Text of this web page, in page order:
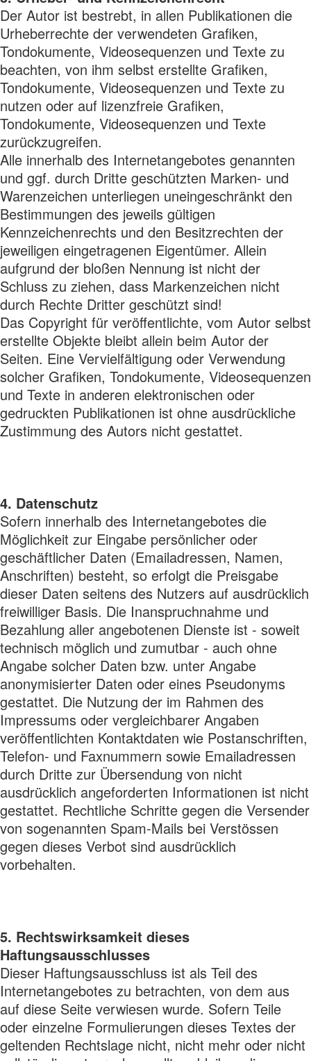
Der Autor ist bestrebt, in allen Publikationen die
Urheberrechte der verwendeten Grafiken,
Tondokumente, Videosequenzen und Texte zu
beachten, von ihm selbst erstellte Grafiken,
Tondokumente, Videosequenzen und Texte zu
nutzen oder auf lizenzfreie Grafiken,
Tondokumente, Videosequenzen und Texte
zurückzugreifen.
Alle innerhalb des Internetangebotes genannten
und ggf. durch Dritte geschützten Marken- und
Warenzeichen unterliegen uneingeschränkt den
Bestimmungen des jeweils gültigen
Kennzeichenrechts und den Besitzrechten der
jeweiligen eingetragenen Eigentümer. Allein
aufgrund der bloßen Nennung ist nicht der
Schluss zu ziehen, dass Markenzeichen nicht
durch Rechte Dritter geschützt sind!
Das Copyright für veröffentlichte, vom Autor selbst
erstellte Objekte bleibt allein beim Autor der
Seiten. Eine Vervielfältigung oder Verwendung
solcher Grafiken, Tondokumente, Videosequenzen
und Texte in anderen elektronischen oder
gedruckten Publikationen ist ohne ausdrückliche
Zustimmung des Autors nicht gestattet.
4. Datenschutz
Sofern innerhalb des Internetangebotes die
Möglichkeit zur Eingabe persönlicher oder
geschäftlicher Daten (Emailadressen, Namen,
Anschriften) besteht, so erfolgt die Preisgabe
dieser Daten seitens des Nutzers auf ausdrücklich
freiwilliger Basis. Die Inanspruchnahme und
Bezahlung aller angebotenen Dienste ist - soweit
technisch möglich und zumutbar - auch ohne
Angabe solcher Daten bzw. unter Angabe
anonymisierter Daten oder eines Pseudonyms
gestattet. Die Nutzung der im Rahmen des
Impressums oder vergleichbarer Angaben
veröffentlichten Kontaktdaten wie Postanschriften,
Telefon- und Faxnummern sowie Emailadressen
durch Dritte zur Übersendung von nicht
ausdrücklich angeforderten Informationen ist nicht
gestattet. Rechtliche Schritte gegen die Versender
von sogenannten Spam-Mails bei Verstössen
gegen dieses Verbot sind ausdrücklich
vorbehalten.
5. Rechtswirksamkeit dieses
Haftungsausschlusses
Dieser Haftungsausschluss ist als Teil des
Internetangebotes zu betrachten, von dem aus
auf diese Seite verwiesen wurde. Sofern Teile
oder einzelne Formulierungen dieses Textes der
geltenden Rechtslage nicht, nicht mehr oder nicht